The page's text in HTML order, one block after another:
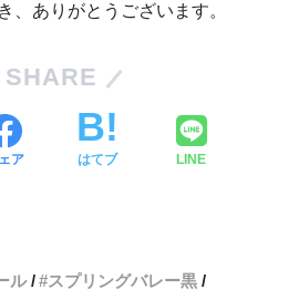
、ありがとうございます。
SHARE
ア はてブ LINE
ル
スプリングバレー黒